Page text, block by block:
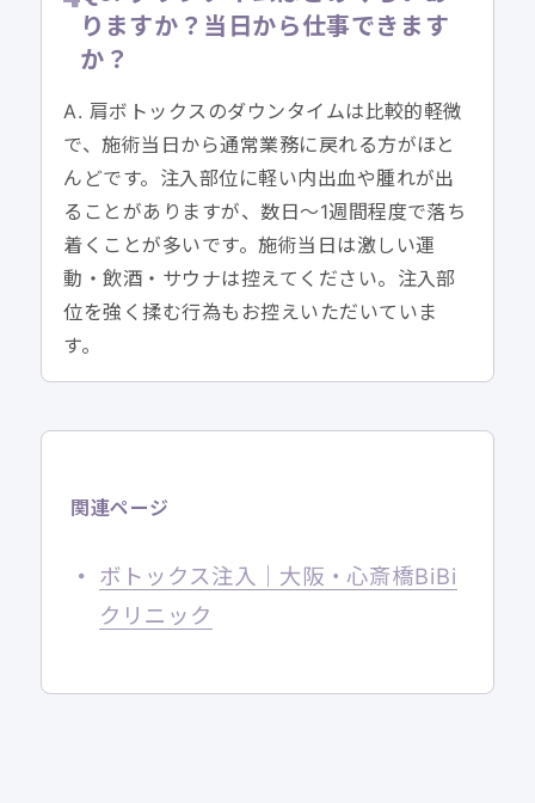
りますか？当日から仕事できます
か？
A. 肩ボトックスのダウンタイムは比較的軽微
で、施術当日から通常業務に戻れる方がほと
んどです。注入部位に軽い内出血や腫れが出
ることがありますが、数日〜1週間程度で落ち
着くことが多いです。施術当日は激しい運
動・飲酒・サウナは控えてください。注入部
位を強く揉む行為もお控えいただいていま
す。
関連ページ
ボトックス注入｜大阪・心斎橋BiBi
クリニック